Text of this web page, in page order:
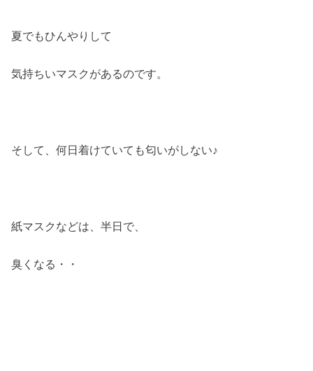
夏でもひんやりして
気持ちいマスクがあるのです。
そして、何日着けていても匂いがしない♪
紙マスクなどは、半日で、
臭くなる・・